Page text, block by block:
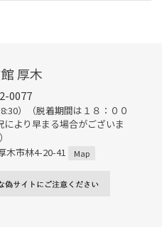
厚木
0077
）（脱着期間は１８：００
より早まる場合がございま
木市林4-20-41
Map